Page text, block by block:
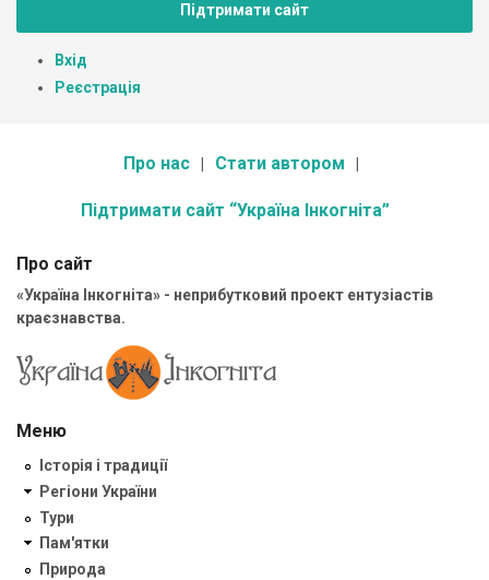
Підтримати сайт
Вхід
Реєстрація
Про нас Стати автором
Підтримати сайт “Україна Інкогніта”
Про сайт
«Україна Інкогніта» - неприбутковий проект ентузіастів
краєзнавства.
Меню
Історія і традиції
Регіони України
Тури
Пам'ятки
Природа